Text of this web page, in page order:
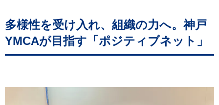
多様性を受け入れ、組織の力へ。神戸
YMCAが目指す「ポジティブネット」